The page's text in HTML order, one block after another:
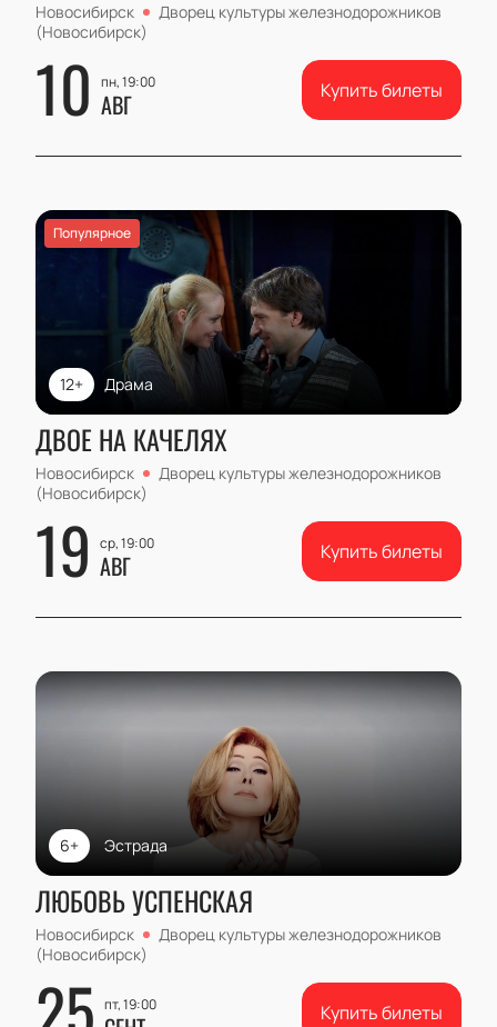
Новосибирск
Дворец культуры железнодорожников
(Новосибирск)
10 пн, 19:00
АВГ Купить билеты
Популярное
Драма
12+
ДВОЕ НА КАЧЕЛЯХ
Новосибирск
Дворец культуры железнодорожников
(Новосибирск)
19 ср, 19:00
АВГ Купить билеты
Эстрада
6+
ЛЮБОВЬ УСПЕНСКАЯ
Новосибирск
Дворец культуры железнодорожников
(Новосибирск)
пт, 19:00 Купить билеты